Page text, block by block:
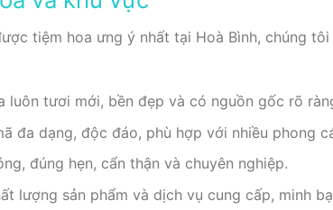
tiệm hoa ưng ý nhất tại Hoà Bình, chúng
luôn tươi mới, bền đẹp và có nguồn gốc rõ
đa dạng, độc đáo, phù hợp với nhiều phong
đúng hẹn, cẩn thận và chuyên nghiệp.
lượng sản phẩm và dịch vụ cung cấp, minh